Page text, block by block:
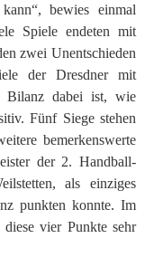
bewies einmal
Spiele endeten mit
zwei Unentschieden
der Dresdner mit
Bilanz dabei ist, wie
Fünf Siege stehen
bemerkenswerte
der 2. Handball-
als einziges
punkten konnte. Im
vier Punkte sehr